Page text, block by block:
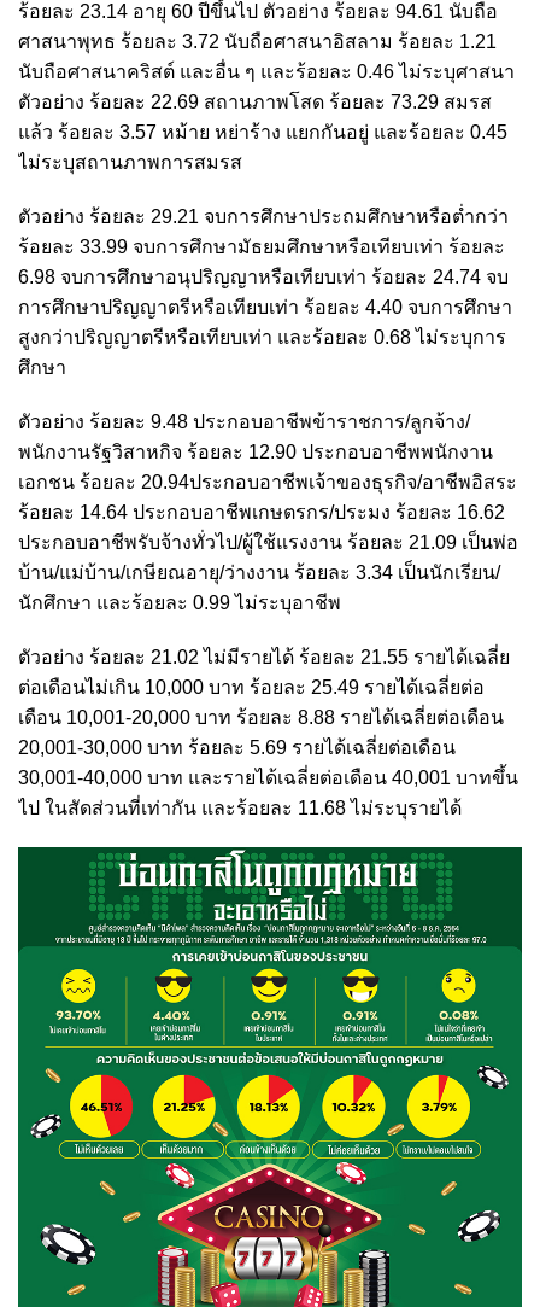
ร้อยละ 23.14 อายุ 60 ปีขึ้นไป ตัวอย่าง ร้อยละ 94.61 นับถือ
ศาสนาพุทธ ร้อยละ 3.72 นับถือศาสนาอิสลาม ร้อยละ 1.21
นับถือศาสนาคริสต์ และอื่น ๆ และร้อยละ 0.46 ไม่ระบุศาสนา
ตัวอย่าง ร้อยละ 22.69 สถานภาพโสด ร้อยละ 73.29 สมรส
แล้ว ร้อยละ 3.57 หม้าย หย่าร้าง แยกกันอยู่ และร้อยละ 0.45
ไม่ระบุสถานภาพการสมรส
ตัวอย่าง ร้อยละ 29.21 จบการศึกษาประถมศึกษาหรือต่ำกว่า
ร้อยละ 33.99 จบการศึกษามัธยมศึกษาหรือเทียบเท่า ร้อยละ
6.98 จบการศึกษาอนุปริญญาหรือเทียบเท่า ร้อยละ 24.74 จบ
การศึกษาปริญญาตรีหรือเทียบเท่า ร้อยละ 4.40 จบการศึกษา
สูงกว่าปริญญาตรีหรือเทียบเท่า และร้อยละ 0.68 ไม่ระบุการ
ศึกษา
ตัวอย่าง ร้อยละ 9.48 ประกอบอาชีพข้าราชการ/ลูกจ้าง/
พนักงานรัฐวิสาหกิจ ร้อยละ 12.90 ประกอบอาชีพพนักงาน
เอกชน ร้อยละ 20.94ประกอบอาชีพเจ้าของธุรกิจ/อาชีพอิสระ
ร้อยละ 14.64 ประกอบอาชีพเกษตรกร/ประมง ร้อยละ 16.62
ประกอบอาชีพรับจ้างทั่วไป/ผู้ใช้แรงงาน ร้อยละ 21.09 เป็นพ่อ
บ้าน/แม่บ้าน/เกษียณอายุ/ว่างงาน ร้อยละ 3.34 เป็นนักเรียน/
นักศึกษา และร้อยละ 0.99 ไม่ระบุอาชีพ
ตัวอย่าง ร้อยละ 21.02 ไม่มีรายได้ ร้อยละ 21.55 รายได้เฉลี่ย
ต่อเดือนไม่เกิน 10,000 บาท ร้อยละ 25.49 รายได้เฉลี่ยต่อ
เดือน 10,001-20,000 บาท ร้อยละ 8.88 รายได้เฉลี่ยต่อเดือน
20,001-30,000 บาท ร้อยละ 5.69 รายได้เฉลี่ยต่อเดือน
30,001-40,000 บาท และรายได้เฉลี่ยต่อเดือน 40,001 บาทขึ้น
ไป ในสัดส่วนที่เท่ากัน และร้อยละ 11.68 ไม่ระบุรายได้